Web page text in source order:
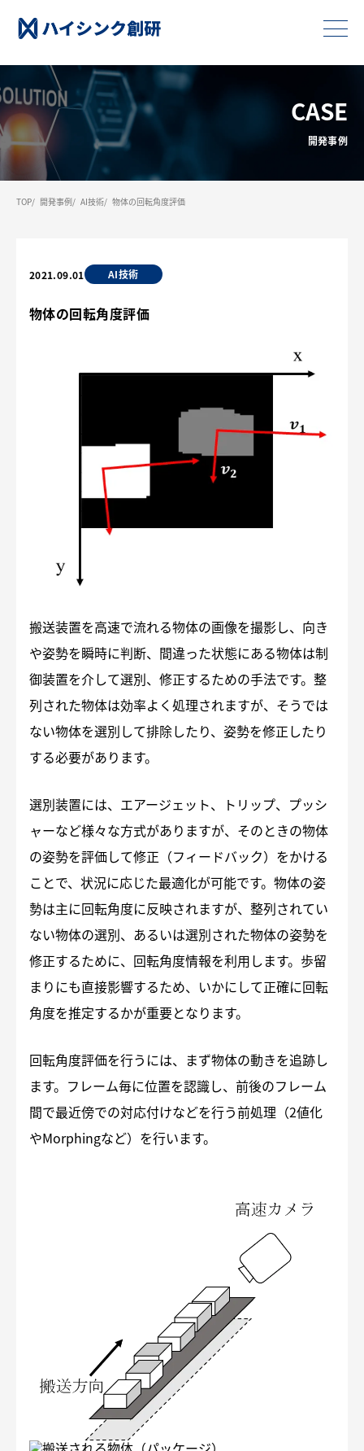
CASE
開発事例
TOP 開発事例 AI技術 物体の回転角度評価
2021.09.01 AI技術
物体の回転角度評価
搬送装置を高速で流れる物体の画像を撮影し、向き
や姿勢を瞬時に判断、間違った状態にある物体は制
御装置を介して選別、修正するための手法です。整
列された物体は効率よく処理されますが、そうでは
ない物体を選別して排除したり、姿勢を修正したり
する必要があります。
選別装置には、エアージェット、トリップ、プッシ
ャーなど様々な方式がありますが、そのときの物体
の姿勢を評価して修正（フィードバック）をかける
ことで、状況に応じた最適化が可能です。物体の姿
勢は主に回転角度に反映されますが、整列されてい
ない物体の選別、あるいは選別された物体の姿勢を
修正するために、回転角度情報を利用します。歩留
まりにも直接影響するため、いかにして正確に回転
角度を推定するかが重要となります。
回転角度評価を行うには、まず物体の動きを追跡し
ます。フレーム毎に位置を認識し、前後のフレーム
間で最近傍での対応付けなどを行う前処理（2値化
やMorphingなど）を行います。